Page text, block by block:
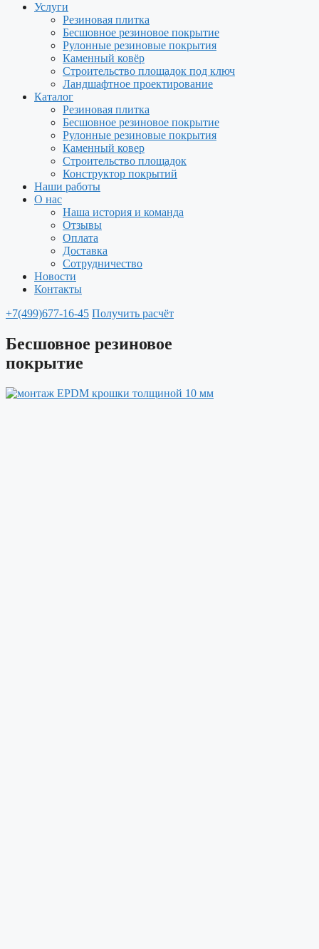
Услуги
Резиновая плитка
Бесшовное резиновое покрытие
Рулонные резиновые покрытия
Каменный ковёр
Строительство площадок под ключ
Ландшафтное проектирование
Каталог
Резиновая плитка
Бесшовное резиновое покрытие
Рулонные резиновые покрытия
Каменный ковер
Строительство площадок
Конструктор покрытий
Наши работы
О нас
Наша история и команда
Отзывы
Оплата
Доставка
Сотрудничество
Новости
Контакты
+7(499)677-16-45 Получить расчёт
Бесшовное резиновое
покрытие